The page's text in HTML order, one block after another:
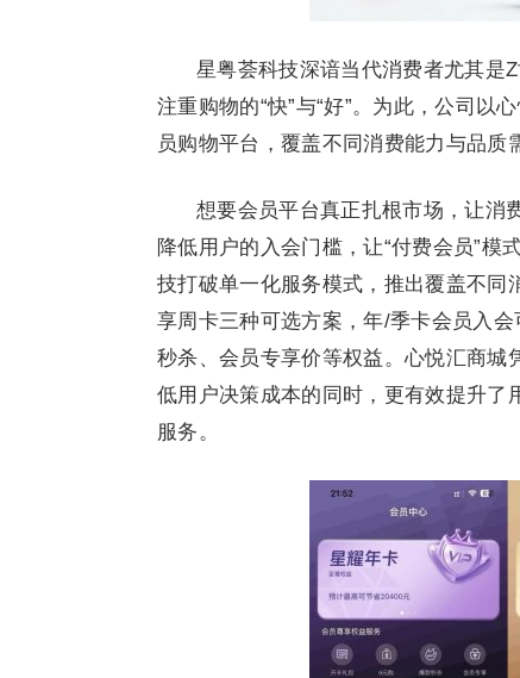
星粤荟科技深谙当代消费者尤其是
注重购物的“快”与“好”。为此，公司以
员购物平台，覆盖不同消费能力与品质
想要会员平台真正扎根市场，让消
降低用户的入会门槛，让“付费会员”模
技打破单一化服务模式，推出覆盖不同
享周卡三种可选方案，年/季卡会员入
秒杀、会员专享价等权益。心悦汇商城
低用户决策成本的同时，更有效提升了
服务。